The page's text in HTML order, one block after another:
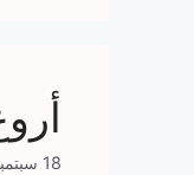
18 سبتمبر، 2023